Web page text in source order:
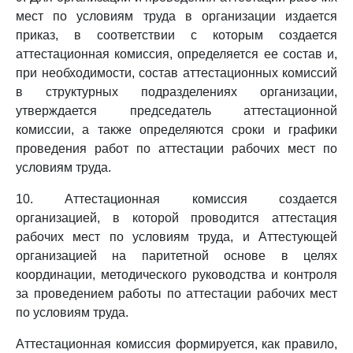
мест по условиям труда в организации издается
приказ, в соответствии с которым создается
аттестационная комиссия, определяется ее состав и,
при необходимости, состав аттестационных комиссий
в структурных подразделениях организации,
утверждается председатель аттестационной
комиссии, а также определяются сроки и графики
проведения работ по аттестации рабочих мест по
условиям труда.
10. Аттестационная комиссия создается
организацией, в которой проводится аттестация
рабочих мест по условиям труда, и Аттестующей
организацией на паритетной основе в целях
координации, методического руководства и контроля
за проведением работы по аттестации рабочих мест
по условиям труда.
Аттестационная комиссия формируется, как правило,